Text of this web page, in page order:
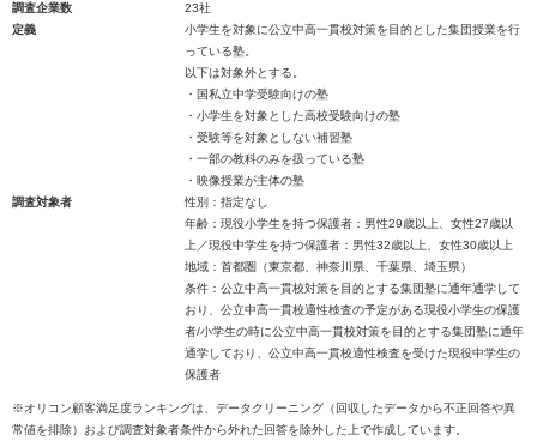
調査企業数
23社
定義
小学生を対象に公立中高一貫校対策を目的とした集団授業を行
っている塾。
以下は対象外とする。
・国私立中学受験向けの塾
・小学生を対象とした高校受験向けの塾
・受験等を対象としない補習塾
・一部の教科のみを扱っている塾
・映像授業が主体の塾
調査対象者
性別：指定なし
年齢：現役小学生を持つ保護者：男性29歳以上、女性27歳以
上／現役中学生を持つ保護者：男性32歳以上、女性30歳以上
地域：首都圏（東京都、神奈川県、千葉県、埼玉県）
条件：公立中高一貫校対策を目的とする集団塾に通年通学して
おり、公立中高一貫校適性検査の予定がある現役小学生の保護
者/小学生の時に公立中高一貫校対策を目的とする集団塾に通年
通学しており、公立中高一貫校適性検査を受けた現役中学生の
保護者
※オリコン顧客満足度ランキングは、データクリーニング（回収したデータから不正回答や異
常値を排除）および調査対象者条件から外れた回答を除外した上で作成しています。